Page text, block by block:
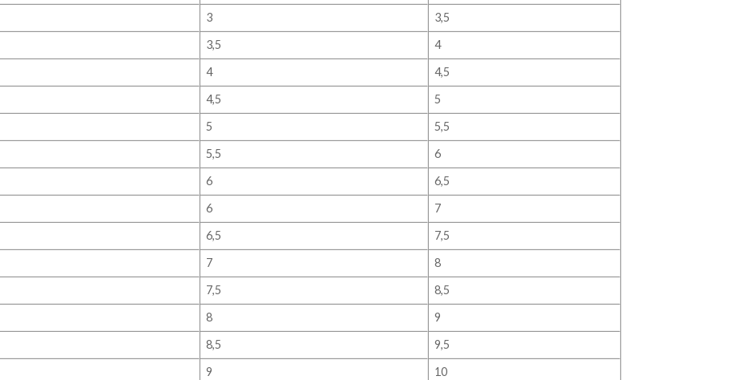
3
3,5
3,5
4
4
4,5
4,5
5
5
5,5
5,5
6
6
6,5
6
7
6,5
7,5
7
8
7,5
8,5
8
9
8,5
9,5
9
10